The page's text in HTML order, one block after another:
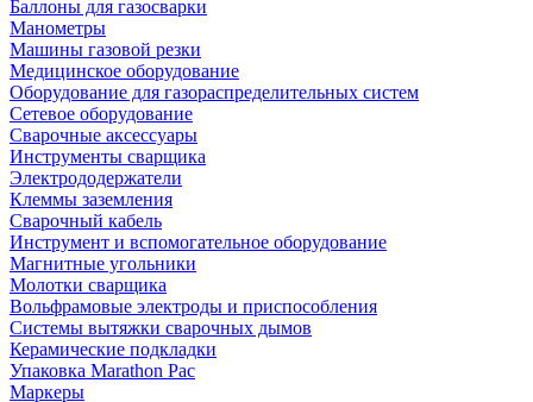
Баллоны для газосварки
Манометры
Машины газовой резки
Медицинское оборудование
Оборудование для газораспределительных систем
Сетевое оборудование
Сварочные аксессуары
Инструменты сварщика
Электрододержатели
Клеммы заземления
Сварочный кабель
Инструмент и вспомогательное оборудование
Магнитные угольники
Молотки сварщика
Вольфрамовые электроды и приспособления
Системы вытяжки сварочных дымов
Керамические подкладки
Упаковка Marathon Pac
Маркеры